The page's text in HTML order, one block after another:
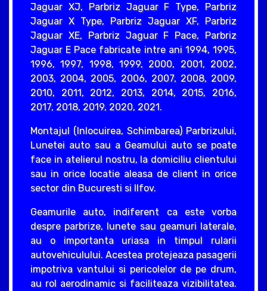
Jaguar XJ, Parbriz Jaguar F Type, Parbriz
Jaguar X Type, Parbriz Jaguar XF, Parbriz
Jaguar XE, Parbriz Jaguar F Pace, Parbriz
Jaguar E Pace fabricate intre ani 1994, 1995,
1996, 1997, 1998, 1999, 2000, 2001, 2002,
2003, 2004, 2005, 2006, 2007, 2008, 2009,
2010, 2011, 2012, 2013, 2014, 2015, 2016,
2017, 2018, 2019, 2020, 2021.
Montajul (Inlocuirea, Schimbarea) Parbrizului,
Lunetei auto sau a Geamului auto se poate
face in atelierul nostru, la domiciliu clientului
sau in orice locatie aleasa de client in orice
sector din Bucuresti si Ilfov.
Geamurile auto, indiferent ca este vorba
despre parbrize, lunete sau geamuri laterale,
au o importanta uriasa in timpul rularii
autovehiculului. Acestea protejeaza pasagerii
impotriva vantului si pericolelor de pe drum,
au rol aerodinamic si faciliteaza vizibilitatea.